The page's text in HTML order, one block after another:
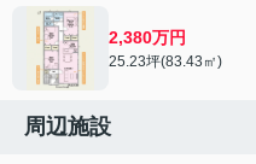
2,380万円
25.23坪(83.43㎡)
周辺施設